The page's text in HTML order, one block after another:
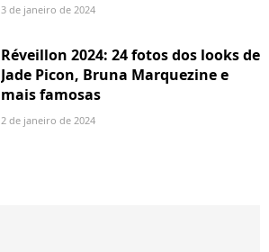
3 de janeiro de 2024
Réveillon 2024: 24 fotos dos looks de
Jade Picon, Bruna Marquezine e
mais famosas
2 de janeiro de 2024